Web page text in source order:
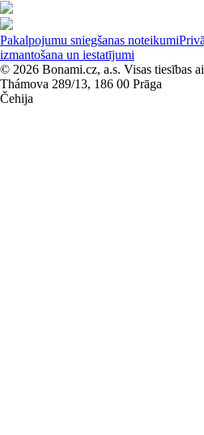
Pakalpojumu sniegšanas noteikumi
izmantošana un iestatījumi
© 2026 Bonami.cz, a.s. Visas tiesības
Thámova 289/13, 186 00 Prāga
Čehija